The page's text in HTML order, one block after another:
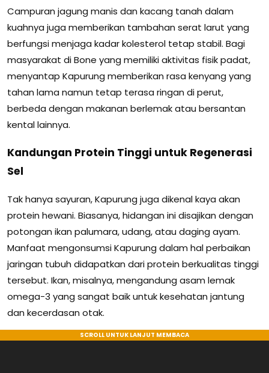
Campuran jagung manis dan kacang tanah dalam
kuahnya juga memberikan tambahan serat larut yang
berfungsi menjaga kadar kolesterol tetap stabil. Bagi
masyarakat di Bone yang memiliki aktivitas fisik padat,
menyantap Kapurung memberikan rasa kenyang yang
tahan lama namun tetap terasa ringan di perut,
berbeda dengan makanan berlemak atau bersantan
kental lainnya.
Kandungan Protein Tinggi untuk Regenerasi
Sel
Tak hanya sayuran, Kapurung juga dikenal kaya akan
protein hewani. Biasanya, hidangan ini disajikan dengan
potongan ikan palumara, udang, atau daging ayam.
Manfaat mengonsumsi Kapurung dalam hal perbaikan
jaringan tubuh didapatkan dari protein berkualitas tinggi
tersebut. Ikan, misalnya, mengandung asam lemak
omega-3 yang sangat baik untuk kesehatan jantung
dan kecerdasan otak.